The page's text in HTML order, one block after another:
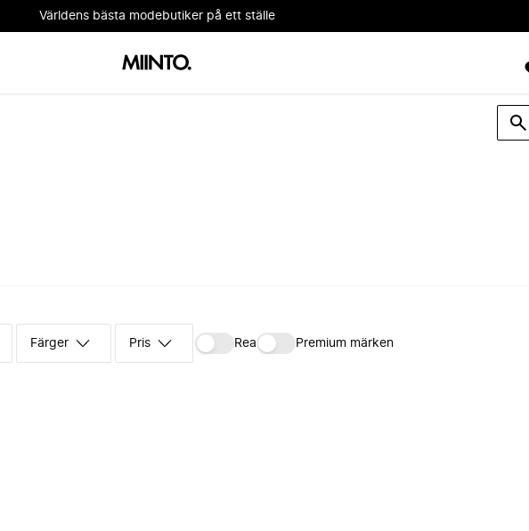
Världens bästa modebutiker på ett ställe
Färger Pris Rea Premium märken